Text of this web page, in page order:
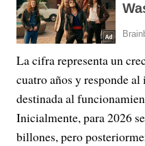
La cifra representa un
cuatro años y responde
destinada al
Inicialmente, para 2026
billones, pero